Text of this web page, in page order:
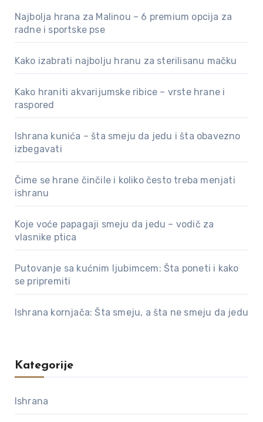
Najbolja hrana za Malinou – 6 premium opcija za
radne i sportske pse
Kako izabrati najbolju hranu za sterilisanu mačku
Kako hraniti akvarijumske ribice – vrste hrane i
raspored
Ishrana kunića – šta smeju da jedu i šta obavezno
izbegavati
Čime se hrane činčile i koliko često treba menjati
ishranu
Koje voće papagaji smeju da jedu – vodič za
vlasnike ptica
Putovanje sa kućnim ljubimcem: Šta poneti i kako
se pripremiti
Ishrana kornjača: Šta smeju, a šta ne smeju da jedu
Kategorije
Ishrana